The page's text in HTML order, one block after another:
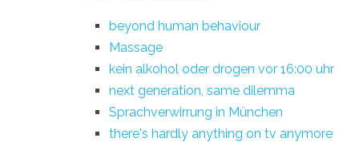
beyond human behaviour
Massage
kein alkohol oder drogen vor 16:00 uhr
next generation, same dilemma
Sprachverwirrung in München
there's hardly anything on tv anymore